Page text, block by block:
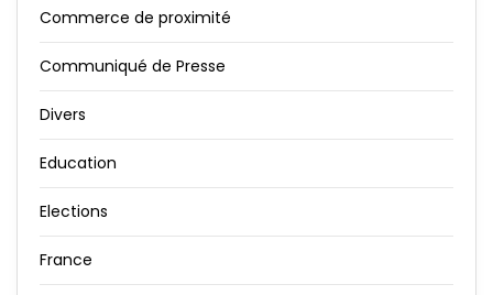
Commerce de proximité
Communiqué de Presse
Divers
Education
Elections
France